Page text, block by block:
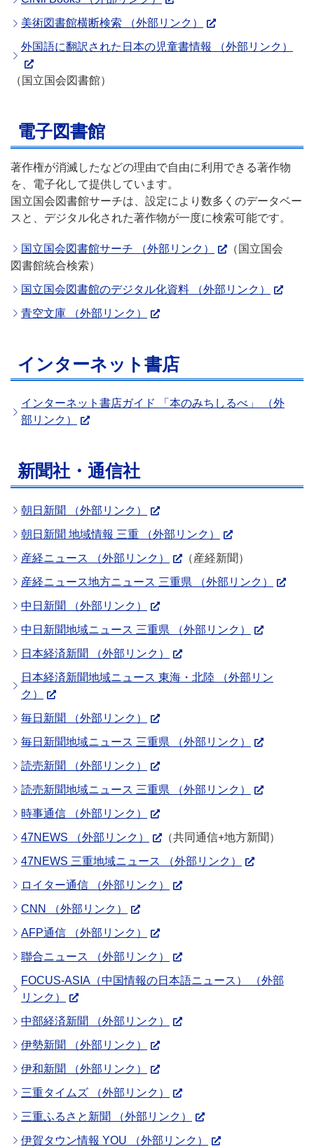
美術図書館横断検索 （外部リンク）
外国語に翻訳された日本の児童書情報 （外部リンク）
（国立国会図書館）
電子図書館
著作権が消滅したなどの理由で自由に利用できる著作物
を、電子化して提供しています。
国立国会図書館サーチは、設定により数多くのデータベー
スと、デジタル化された著作物が一度に検索可能です。
国立国会図書館サーチ （外部リンク）
（国立国会
図書館統合検索）
国立国会図書館のデジタル化資料 （外部リンク）
青空文庫 （外部リンク）
インターネット書店
インターネット書店ガイド 「本のみちしるべ」 （外
部リンク）
新聞社・通信社
朝日新聞 （外部リンク）
朝日新聞 地域情報 三重 （外部リンク）
産経ニュース （外部リンク）
（産経新聞）
産経ニュース地方ニュース 三重県 （外部リンク）
中日新聞 （外部リンク）
中日新聞地域ニュース 三重県 （外部リンク）
日本経済新聞 （外部リンク）
日本経済新聞地域ニュース 東海・北陸 （外部リン
ク）
毎日新聞 （外部リンク）
毎日新聞地域ニュース 三重県 （外部リンク）
読売新聞 （外部リンク）
読売新聞地域ニュース 三重県 （外部リンク）
時事通信 （外部リンク）
47NEWS （外部リンク）
（共同通信+地方新聞）
47NEWS 三重地域ニュース （外部リンク）
ロイター通信 （外部リンク）
CNN （外部リンク）
AFP通信 （外部リンク）
聯合ニュース （外部リンク）
FOCUS-ASIA（中国情報の日本語ニュース） （外部
リンク）
中部経済新聞 （外部リンク）
伊勢新聞 （外部リンク）
伊和新聞 （外部リンク）
三重タイムズ （外部リンク）
三重ふるさと新聞 （外部リンク）
伊賀タウン情報 YOU （外部リンク）